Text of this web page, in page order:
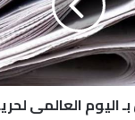
بـ اليوم العالمى